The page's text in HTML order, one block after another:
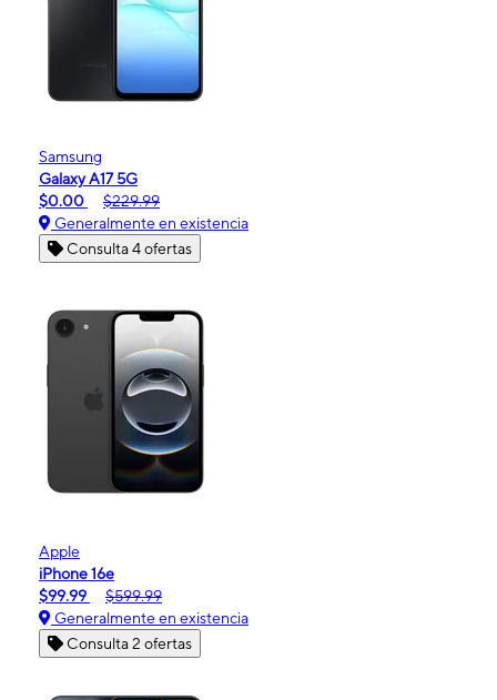
Samsung
Galaxy A17 5G
$0.00
$229.99
Generalmente en existencia
Consulta 4 ofertas
Apple
iPhone 16e
$99.99
$599.99
Generalmente en existencia
Consulta 2 ofertas